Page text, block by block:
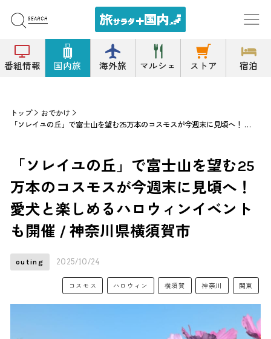
番組情報 国内旅 海外旅 マルシェ ストア 宿泊
トップ
おでかけ
「ソレイユの丘」で富士山を望む25万本のコスモスが今週末に見頃へ！ 愛犬と楽しめるハロウィンイベントも開催 / 神奈川県横須賀市
「ソレイユの丘」で富士山を望む25
万本のコスモスが今週末に見頃へ！
愛犬と楽しめるハロウィンイベント
も開催 / 神奈川県横須賀市
outing 2025/10/24
コスモス ハロウィン 横須賀 神奈川 関東